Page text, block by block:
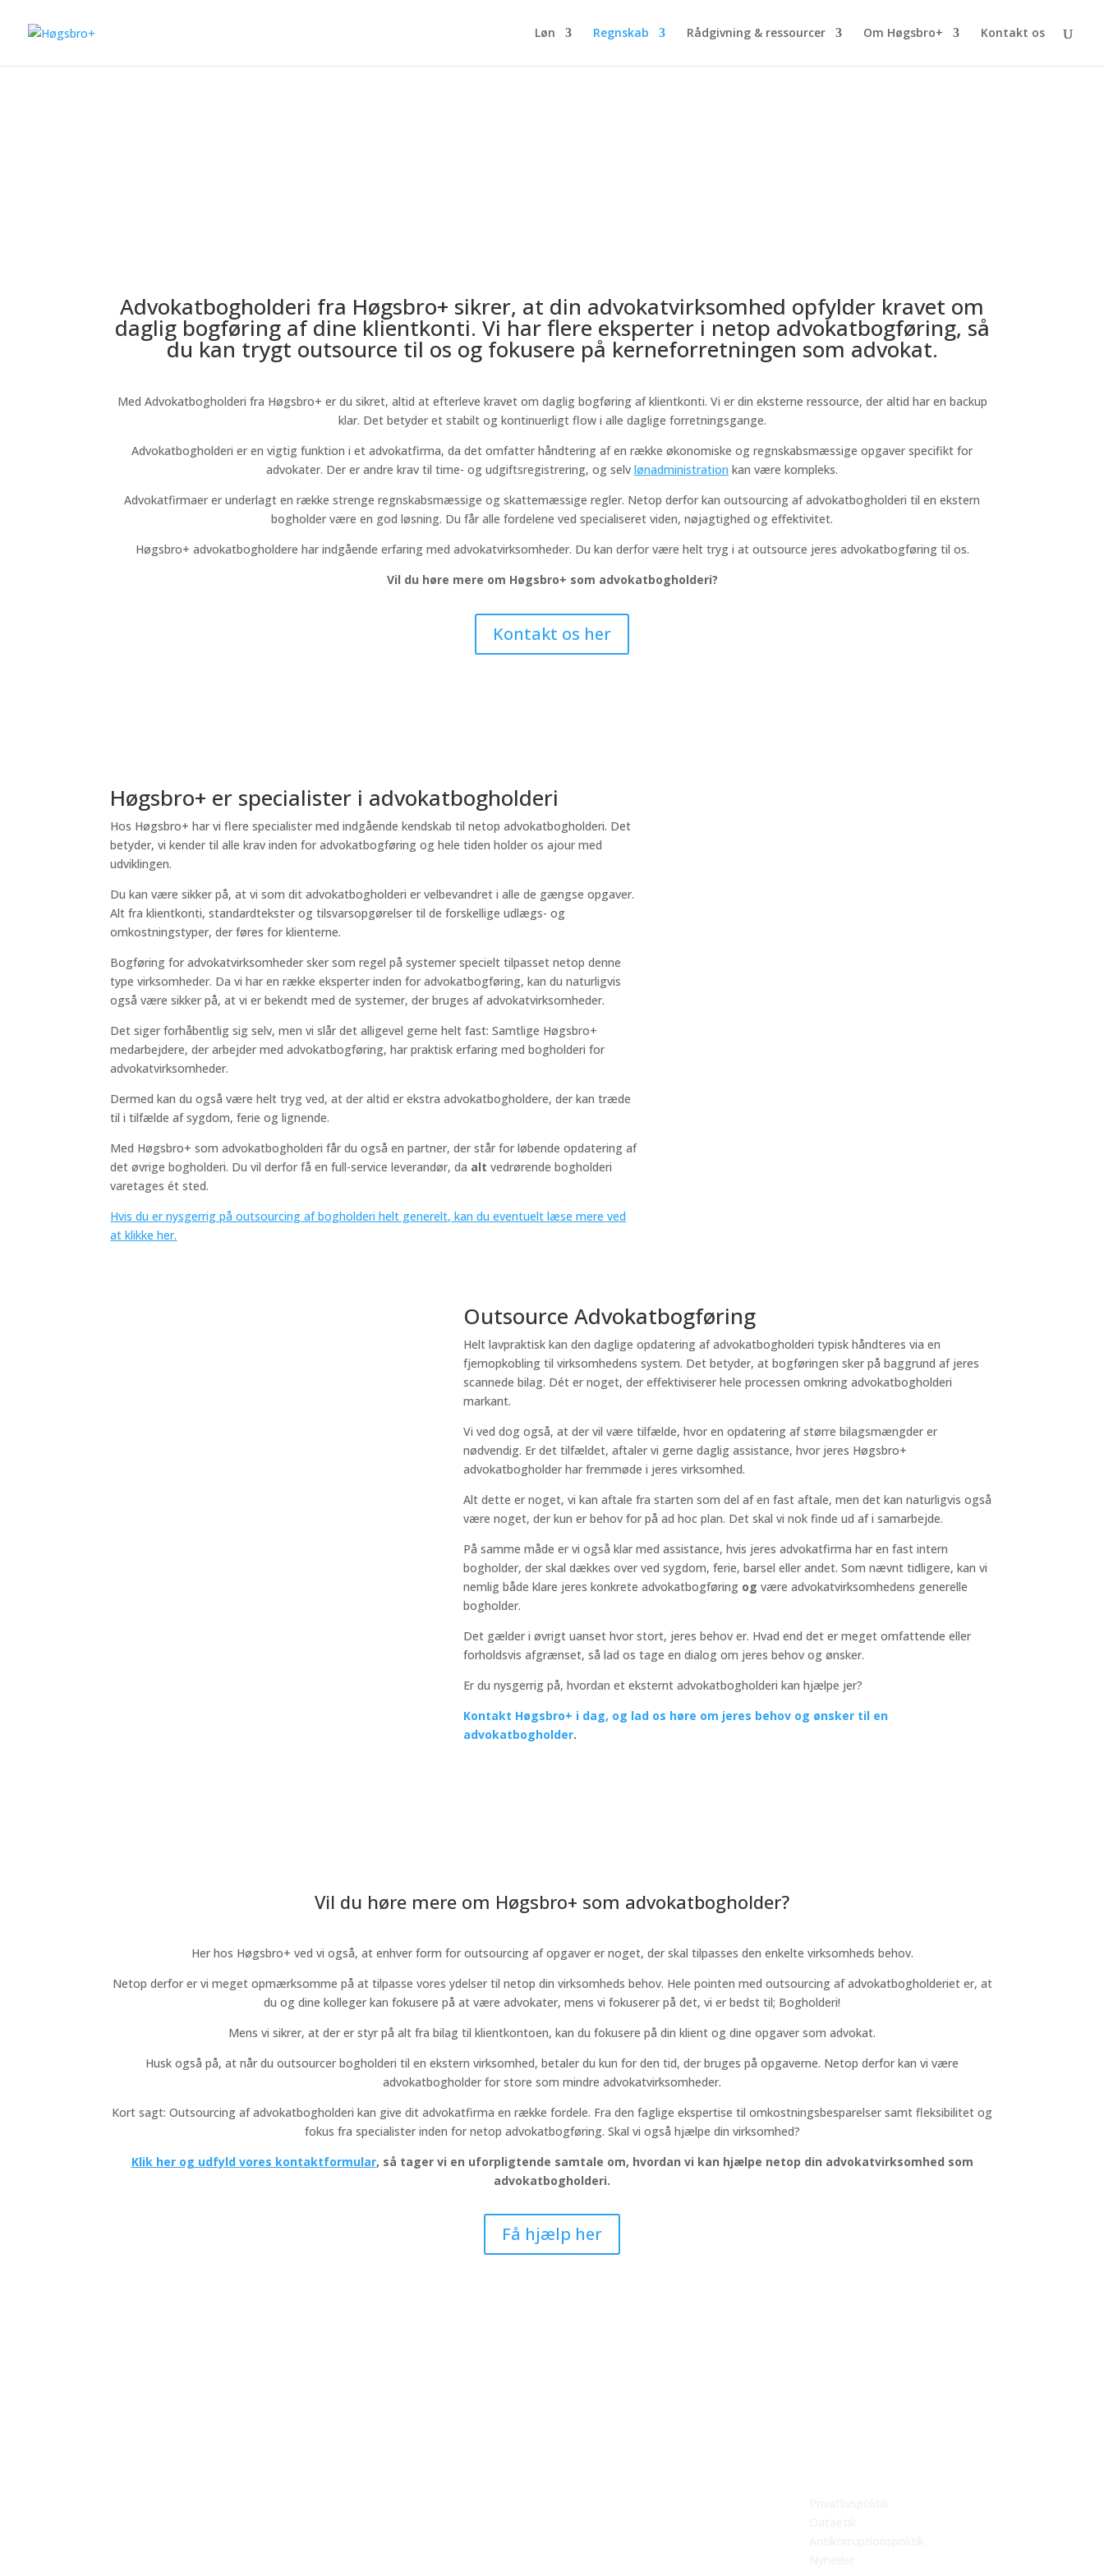
Løn Regnskab Rådgivning & ressourcer Om Høgsbro+ Kontakt os
Advokatbogholderi fra Høgsbro+ sikrer, at din advokatvirksomhed opfylder kravet om
daglig bogføring af dine klientkonti. Vi har flere eksperter i netop advokatbogføring, så
du kan trygt outsource til os og fokusere på kerneforretningen som advokat.
Med Advokatbogholderi fra Høgsbro+ er du sikret, altid at efterleve kravet om daglig bogføring af klientkonti. Vi er din eksterne ressource, der altid har en backup
klar. Det betyder et stabilt og kontinuerligt flow i alle daglige forretningsgange.
Advokatbogholderi er en vigtig funktion i et advokatfirma, da det omfatter håndtering af en række økonomiske og regnskabsmæssige opgaver specifikt for
advokater. Der er andre krav til time- og udgiftsregistrering, og selv lønadministration kan være kompleks.
Advokatfirmaer er underlagt en række strenge regnskabsmæssige og skattemæssige regler. Netop derfor kan outsourcing af advokatbogholderi til en ekstern
bogholder være en god løsning. Du får alle fordelene ved specialiseret viden, nøjagtighed og effektivitet.
Høgsbro+ advokatbogholdere har indgående erfaring med advokatvirksomheder. Du kan derfor være helt tryg i at outsource jeres advokatbogføring til os.
Vil du høre mere om Høgsbro+ som advokatbogholderi?
Kontakt os her
Høgsbro+ er specialister i advokatbogholderi
Hos Høgsbro+ har vi flere specialister med indgående kendskab til netop advokatbogholderi. Det
betyder, vi kender til alle krav inden for advokatbogføring og hele tiden holder os ajour med
udviklingen.
Du kan være sikker på, at vi som dit advokatbogholderi er velbevandret i alle de gængse opgaver.
Alt fra klientkonti, standardtekster og tilsvarsopgørelser til de forskellige udlægs- og
omkostningstyper, der føres for klienterne.
Bogføring for advokatvirksomheder sker som regel på systemer specielt tilpasset netop denne
type virksomheder. Da vi har en række eksperter inden for advokatbogføring, kan du naturligvis
også være sikker på, at vi er bekendt med de systemer, der bruges af advokatvirksomheder.
Det siger forhåbentlig sig selv, men vi slår det alligevel gerne helt fast: Samtlige Høgsbro+
medarbejdere, der arbejder med advokatbogføring, har praktisk erfaring med bogholderi for
advokatvirksomheder.
Dermed kan du også være helt tryg ved, at der altid er ekstra advokatbogholdere, der kan træde
til i tilfælde af sygdom, ferie og lignende.
Med Høgsbro+ som advokatbogholderi får du også en partner, der står for løbende opdatering af
det øvrige bogholderi. Du vil derfor få en full-service leverandør, da altvedrørende bogholderi
varetages ét sted.
Hvis du er nysgerrig på outsourcing af bogholderi helt generelt, kan du eventuelt læse mere ved
at klikke her.
Outsource Advokatbogføring
Helt lavpraktisk kan den daglige opdatering af advokatbogholderi typisk håndteres via en
fjernopkobling til virksomhedens system. Det betyder, at bogføringen sker på baggrund af jeres
scannede bilag. Dét er noget, der effektiviserer hele processen omkring advokatbogholderi
markant.
Vi ved dog også, at der vil være tilfælde, hvor en opdatering af større bilagsmængder er
nødvendig. Er det tilfældet, aftaler vi gerne daglig assistance, hvor jeres Høgsbro+
advokatbogholder har fremmøde i jeres virksomhed.
Alt dette er noget, vi kan aftale fra starten som del af en fast aftale, men det kan naturligvis også
være noget, der kun er behov for på ad hoc plan. Det skal vi nok finde ud af i samarbejde.
På samme måde er vi også klar med assistance, hvis jeres advokatfirma har en fast intern
bogholder, der skal dækkes over ved sygdom, ferie, barsel eller andet. Som nævnt tidligere, kan vi
nemlig både klare jeres konkrete advokatbogføring ogvære advokatvirksomhedens generelle
bogholder.
Det gælder i øvrigt uanset hvor stort, jeres behov er. Hvad end det er meget omfattende eller
forholdsvis afgrænset, så lad os tage en dialog om jeres behov og ønsker.
Er du nysgerrig på, hvordan et eksternt advokatbogholderi kan hjælpe jer?
Kontakt Høgsbro+ i dag, og lad os høre om jeres behov og ønsker til en
advokatbogholder.
Vil du høre mere om Høgsbro+ som advokatbogholder?
Her hos Høgsbro+ ved vi også, at enhver form for outsourcing af opgaver er noget, der skal tilpasses den enkelte virksomheds behov.
Netop derfor er vi meget opmærksomme på at tilpasse vores ydelser til netop din virksomheds behov. Hele pointen med outsourcing af advokatbogholderiet er, at
du og dine kolleger kan fokusere på at være advokater, mens vi fokuserer på det, vi er bedst til; Bogholderi!
Mens vi sikrer, at der er styr på alt fra bilag til klientkontoen, kan du fokusere på din klient og dine opgaver som advokat.
Husk også på, at når du outsourcer bogholderi til en ekstern virksomhed, betaler du kun for den tid, der bruges på opgaverne. Netop derfor kan vi være
advokatbogholder for store som mindre advokatvirksomheder.
Kort sagt: Outsourcing af advokatbogholderi kan give dit advokatfirma en række fordele. Fra den faglige ekspertise til omkostningsbesparelser samt fleksibilitet og
fokus fra specialister inden for netop advokatbogføring. Skal vi også hjælpe din virksomhed?
Klik her og udfyld vores kontaktformular, så tager vi en uforpligtende samtale om, hvordan vi kan hjælpe netop din advokatvirksomhed som
advokatbogholderi.
Få hjælp her